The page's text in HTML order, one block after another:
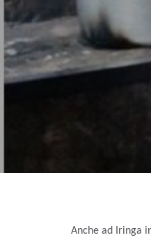
Anche ad Iringa